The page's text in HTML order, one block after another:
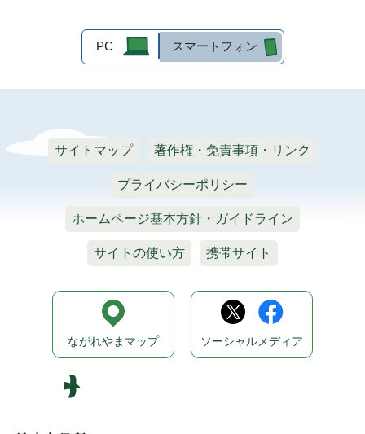
PC スマートフォン
サイトマップ 著作権・免責事項・リンク
プライバシーポリシー
ホームページ基本方針・ガイドライン
サイトの使い方 携帯サイト
ながれやまマップ ソーシャルメディア